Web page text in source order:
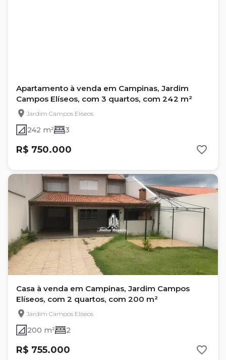
Apartamento à venda em Campinas, Jardim
Campos Elíseos, com 3 quartos, com 242 m²
Jardim Campos Elíseos
242 m² 3
R$ 750.000
Casa à venda em Campinas, Jardim Campos
Elíseos, com 2 quartos, com 200 m²
Jardim Campos Elíseos
200 m² 2
R$ 755.000